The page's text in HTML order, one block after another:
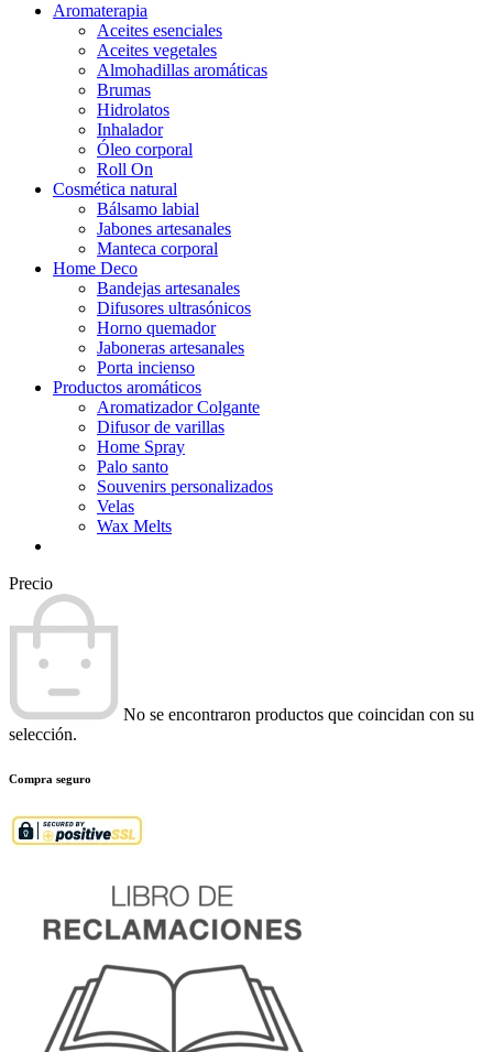
Aromaterapia
Aceites esenciales
Aceites vegetales
Almohadillas aromáticas
Brumas
Hidrolatos
Inhalador
Óleo corporal
Roll On
Cosmética natural
Bálsamo labial
Jabones artesanales
Manteca corporal
Home Deco
Bandejas artesanales
Difusores ultrasónicos
Horno quemador
Jaboneras artesanales
Porta incienso
Productos aromáticos
Aromatizador Colgante
Difusor de varillas
Home Spray
Palo santo
Souvenirs personalizados
Velas
Wax Melts
Precio
No se encontraron productos que coincidan con su
selección.
Compra seguro